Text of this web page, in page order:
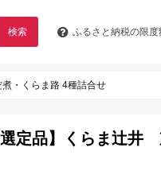
検索 ふるさと納税の限度
・くらま路 4種詰合せ
選定品】くらま辻